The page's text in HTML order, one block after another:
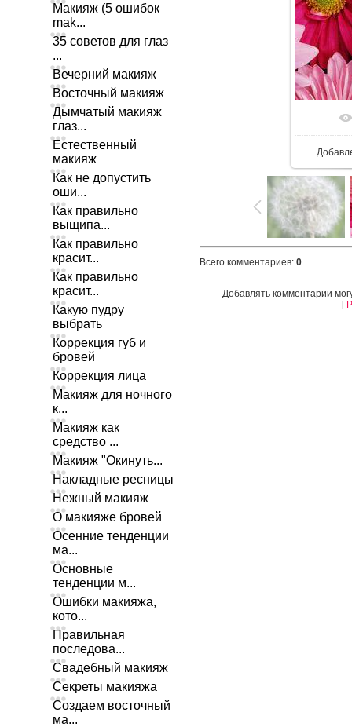
Макияж (5 ошибок
mak...
35 советов для глаз
...
Вечерний макияж
Восточный макияж
Дымчатый макияж
глаз...
Естественный
макияж
Как не допустить
оши...
Как правильно
выщипа...
Как правильно
красит...
Как правильно
красит...
Какую пудру
выбрать
Коррекция губ и
бровей
Коррекция лица
Макияж для ночного
к...
Макияж как
средство ...
Макияж "Окинуть...
Накладные ресницы
Нежный макияж
О макияже бровей
Осенние тенденции
ма...
Основные
тенденции м...
Ошибки макияжа,
кото...
Правильная
последова...
Свадебный макияж
Секреты макияжа
Создаем восточный
ма...
Всего комментариев: 0
Добавлять комментарии
[